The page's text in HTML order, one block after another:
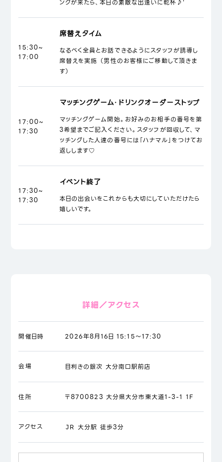
ンクが来たら、本日の素敵な出逢いに乾杯♪'
15:30~
17:00
席替えタイム
なるべく全員とお話できるようにスタッフが誘導し
席替えを実施 （男性のお客様にご移動して頂きま
す）
17:00~
17:30
マッチングゲーム・ドリンクオーダーストップ
マッチングゲーム開始。お好みのお相手の番号を第
3希望までご記入ください。スタッフが回収して、マ
ッチングした人達の番号には「ハナマル」をつけてお
返しします♡
17:30~
17:30
イベント終了
本日の出会いをこれからも大切にしていただけたら
嬉しいです。
詳細／アクセス
開催日時 2026年8月16日 15:15～17:30
会場 目利きの銀次 大分南口駅前店
住所 〒8700823 大分県大分市東大道1-3-1 1F
アクセス ＪＲ 大分駅 徒歩3分